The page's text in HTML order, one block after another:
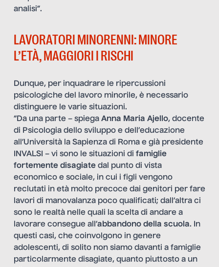
analisi”.
LAVORATORI MINORENNI: MINORE
L’ETÀ, MAGGIORI I RISCHI
Dunque, per inquadrare le ripercussioni
psicologiche del lavoro minorile, è necessario
distinguere le varie situazioni.
“Da una parte – spiega Anna Maria Ajello, docente
di Psicologia dello sviluppo e dell’educazione
all’Università la Sapienza di Roma e già presidente
INVALSI – vi sono le situazioni di famiglie
fortemente disagiate dal punto di vista
economico e sociale, in cui i figli vengono
reclutati in età molto precoce dai genitori per fare
lavori di manovalanza poco qualificati; dall’altra ci
sono le realtà nelle quali la scelta di andare a
lavorare consegue all’abbandono della scuola. In
questi casi, che coinvolgono in genere
adolescenti, di solito non siamo davanti a famiglie
particolarmente disagiate, quanto piuttosto a un